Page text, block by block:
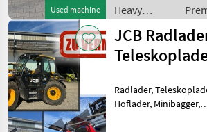
Used machine
Zustand!!
FALKIN
Heavy
equipment/
construction
machines /
Volvo
JCB
Min
Radlader, Teleskoplader,
Hoflader, Minibagger,